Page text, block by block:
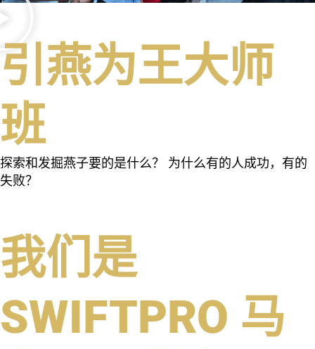
引燕为王大师
班
探索和发掘燕子要的是什么？ 为什么有的人成功，有的
失败？
我们是
SWIFTPRO 马